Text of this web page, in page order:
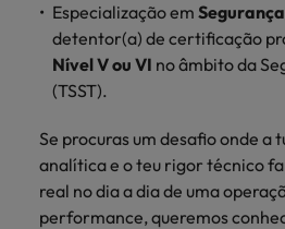
Especialização em
detentor(a) de certificação
Nível V ou VI no âmbito da
(TSST).
Se procuras um desafio onde a
analítica e o teu rigor técnico
real no dia a dia de uma
performance, queremos